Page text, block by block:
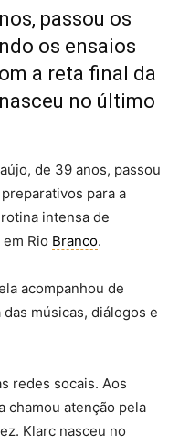
passou os
os ensaios
a reta final da
no último
de 39 anos, passou
para a
intensa de
Rio Branco.
acompanhou de
músicas, diálogos e
redes socais. Aos
chamou atenção pela
Klarc nasceu no